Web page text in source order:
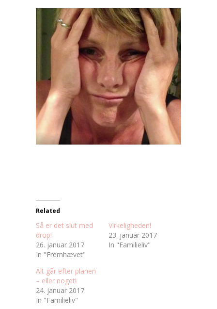
Related
Så er det slut med
drop!
26. januar 2017
In "Fremhævet"
Virkeligheden!
23. januar 2017
In "Familieliv"
Alt går efter planen
– eller noget!
24. januar 2017
In "Familieliv"